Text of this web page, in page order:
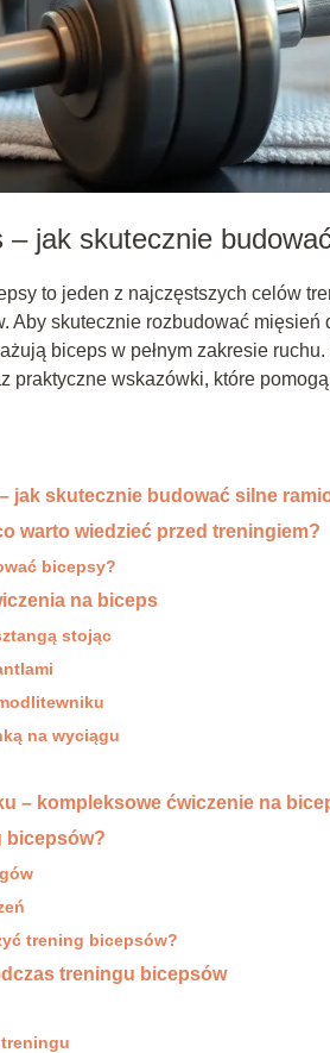
– jak skutecznie
to jeden z najczęstszych celów
Aby skutecznie rozbudować
biceps w pełnym zakresie
praktyczne wskazówki, które
jak skutecznie budować silne
warto wiedzieć przed treningiem?
bicepsy?
na biceps
stojąc
na wyciągu
– kompleksowe ćwiczenie na
bicepsów?
trening bicepsów?
treningu bicepsów